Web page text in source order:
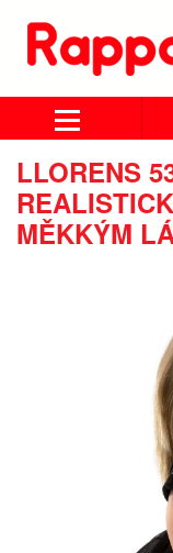
LLORENS
MĚKKÝM